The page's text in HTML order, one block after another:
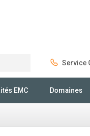
Service
EMC Domaines